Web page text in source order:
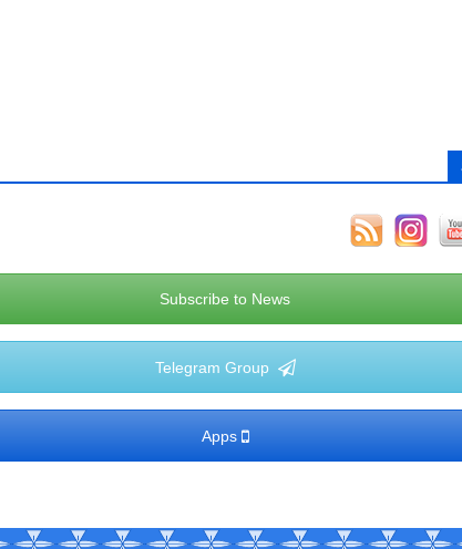
Subscribe to News
Telegram Group
Apps